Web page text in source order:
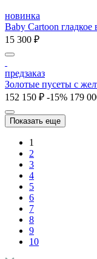
новинка
Baby Cartoon гладкое
15 300 ₽
предзаказ
Золотые пусеты с
152 150 ₽ -15% 179
Показать еще
1
2
3
4
5
6
7
8
9
10